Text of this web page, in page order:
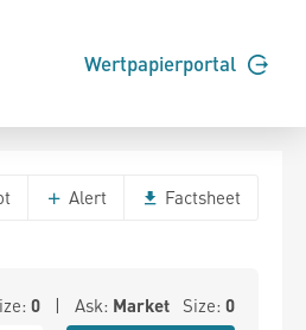
Wertpapierportal
Alert Factsheet
0| Ask: Market Size: 0